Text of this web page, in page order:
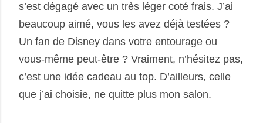
s’est dégagé avec un très léger coté frais. J’ai
beaucoup aimé, vous les avez déjà testées ?
Un fan de Disney dans votre entourage ou
vous-même peut-être ? Vraiment, n’hésitez pas,
c’est une idée cadeau au top. D’ailleurs, celle
que j’ai choisie, ne quitte plus mon salon.